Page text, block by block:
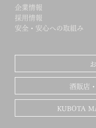
企業情報
採用情報
安全・安心への取組み
酒販店
KUBOTA